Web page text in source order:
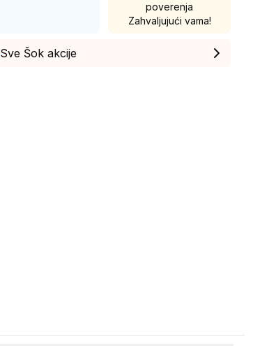
poverenja
Zahvaljujući vama!
Sve Šok akcije